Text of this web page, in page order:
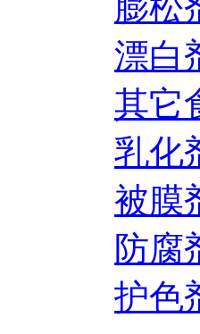
漂白
其它
乳化
被膜
防腐
护色